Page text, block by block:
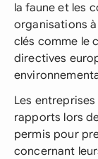
la faune et les
organisations
clés comme le
directives
Les
rapports lors
permis pour
concernant